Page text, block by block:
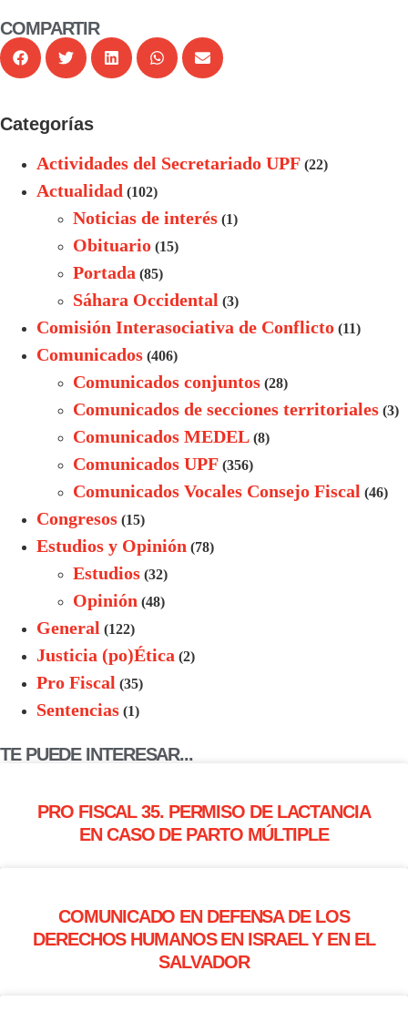
COMPARTIR
Categorías
Actividades del Secretariado UPF (22)
Actualidad (102)
Noticias de interés (1)
Obituario (15)
Portada (85)
Sáhara Occidental (3)
Comisión Interasociativa de Conflicto (11)
Comunicados (406)
Comunicados conjuntos (28)
Comunicados de secciones territoriales (3)
Comunicados MEDEL (8)
Comunicados UPF (356)
Comunicados Vocales Consejo Fiscal (46)
Congresos (15)
Estudios y Opinión (78)
Estudios (32)
Opinión (48)
General (122)
Justicia (po)Ética (2)
Pro Fiscal (35)
Sentencias (1)
TE PUEDE INTERESAR...
PRO FISCAL 35. PERMISO DE LACTANCIA
EN CASO DE PARTO MÚLTIPLE
COMUNICADO EN DEFENSA DE LOS
DERECHOS HUMANOS EN ISRAEL Y EN EL
SALVADOR